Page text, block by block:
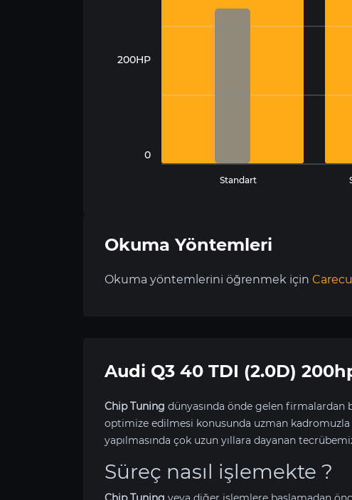
200HP
0
Standart
Okuma Yöntemleri
Okuma yöntemlerini öğrenmek için
Audi Q3 40 TDI (2.0D)
Chip Tuning dünyasında önde gelen firmalardan
optimize edilmesi konusunda uzman
yapılmasında çok uzun yıllara dayanan
Süreç nasıl işlemekte ?